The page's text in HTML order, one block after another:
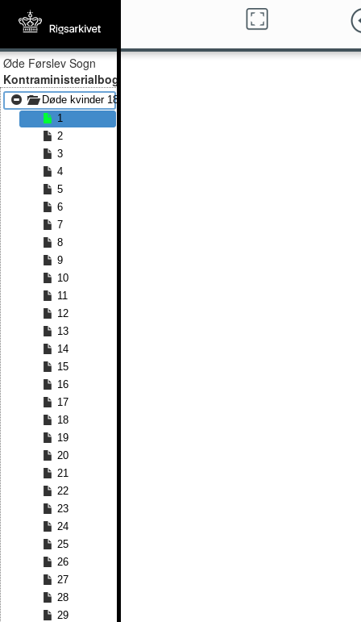
Øde Førslev Sogn
Kontraministerialbog
Døde kvinder 1815 - Døde kvinder 1839
1
2
3
4
5
6
7
8
9
10
11
12
13
14
15
16
17
18
19
20
21
22
23
24
25
26
27
28
29